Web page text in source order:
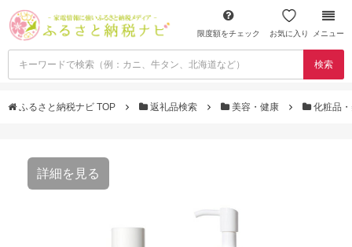
限度額をチェック お気に入り メニュー
検索
ふるさと納税ナビ TOP 返礼品検索 美容・健康 化粧品
詳細を見る